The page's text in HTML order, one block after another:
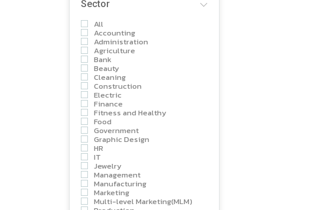
Sector
All
Accounting
Administration
Agriculture
Bank
Beauty
Cleaning
Construction
Electric
Finance
Fitness and Healthy
Food
Government
Graphic Design
HR
IT
Jewelry
Management
Manufacturing
Marketing
Multi-level Marketing(MLM)